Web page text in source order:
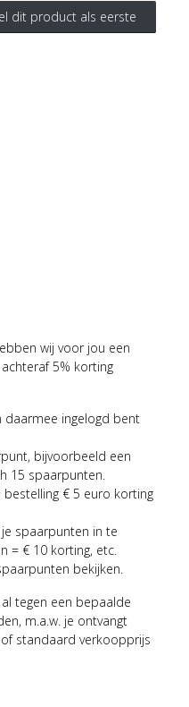
dit product als eerste
wij voor jou een
5% korting
daarmee ingelogd bent
bijvoorbeeld een
15 spaarpunten.
€ 5 euro korting
spaarpunten in te
= € 10 korting, etc.
bekijken.
tegen een bepaalde
m.a.w. je ontvangt
standaard verkoopprijs